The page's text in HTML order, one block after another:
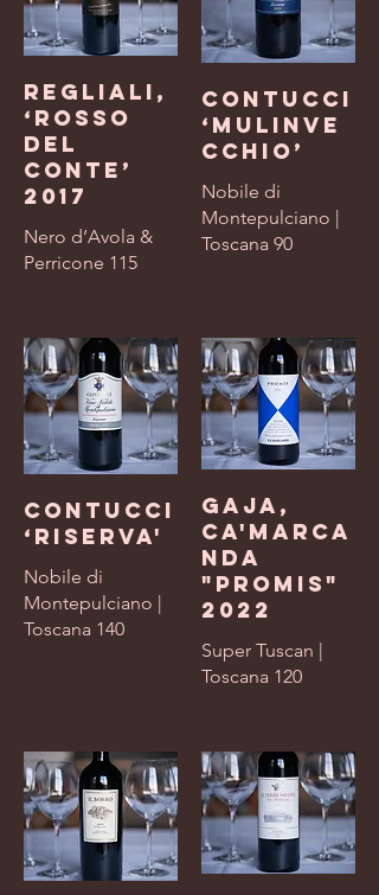
Regliali,
‘Rosso
Del
Conte’
2017
Nero d’Avola &
Perricone 115
Contucci
‘Mulinve
cchio’
Nobile di
Montepulciano |
Toscana 90
Contucci
‘Riserva'
Nobile di
Montepulciano |
Toscana 140
Gaja,
Ca'Marca
nda
"Promis"
2022
Super Tuscan |
Toscana 120